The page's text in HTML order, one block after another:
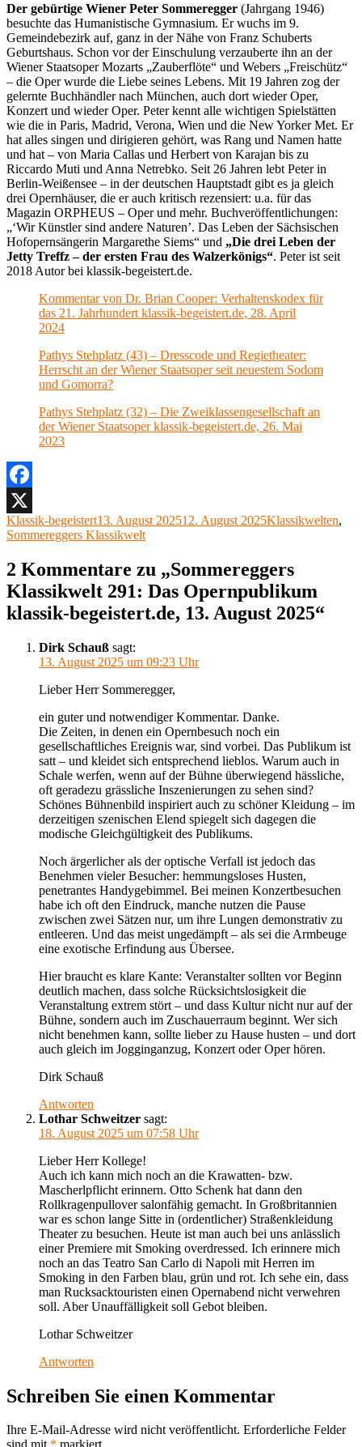
Der gebürtige Wiener Peter Sommeregger (Jahrgang 1946)
besuchte das Humanistische Gymnasium. Er wuchs im 9.
Gemeindebezirk auf, ganz in der Nähe von Franz Schuberts
Geburtshaus. Schon vor der Einschulung verzauberte ihn an der
Wiener Staatsoper Mozarts „Zauberflöte“ und Webers „Freischütz“
– die Oper wurde die Liebe seines Lebens. Mit 19 Jahren zog der
gelernte Buchhändler nach München, auch dort wieder Oper,
Konzert und wieder Oper. Peter kennt alle wichtigen Spielstätten
wie die in Paris, Madrid, Verona, Wien und die New Yorker Met. Er
hat alles singen und dirigieren gehört, was Rang und Namen hatte
und hat – von Maria Callas und Herbert von Karajan bis zu
Riccardo Muti und Anna Netrebko. Seit 26 Jahren lebt Peter in
Berlin-Weißensee – in der deutschen Hauptstadt gibt es ja gleich
drei Opernhäuser, die er auch kritisch rezensiert: u.a. für das
Magazin ORPHEUS – Oper und mehr. Buchveröffentlichungen:
„‘Wir Künstler sind andere Naturen’. Das Leben der Sächsischen
Hofopernsängerin Margarethe Siems“ und „Die drei Leben der
Jetty Treffz – der ersten Frau des Walzerkönigs“. Peter ist seit
2018 Autor bei klassik-begeistert.de.
Kommentar von Dr. Brian Cooper: Verhaltenskodex für
das 21. Jahrhundert klassik-begeistert.de, 28. April
2024
Pathys Stehplatz (43) – Dresscode und Regietheater:
Herrscht an der Wiener Staatsoper seit neuestem Sodom
und Gomorra?
Pathys Stehplatz (32) – Die Zweiklassengesellschaft an
der Wiener Staatsoper klassik-begeistert.de, 26. Mai
2023
Facebook
X
Autor
Klassik-begeistertVeröffentlicht
am
13. August 202512. August 2025Kategorien
Klassikwelten,
Sommereggers Klassikwelt
2 Kommentare zu „Sommereggers
Klassikwelt 291: Das Opernpublikum
klassik-begeistert.de, 13. August 2025“
Dirk Schauß sagt:
13. August 2025 um 09:23 Uhr
Lieber Herr Sommeregger,
ein guter und notwendiger Kommentar. Danke.
Die Zeiten, in denen ein Opernbesuch noch ein
gesellschaftliches Ereignis war, sind vorbei. Das Publikum ist
satt – und kleidet sich entsprechend lieblos. Warum auch in
Schale werfen, wenn auf der Bühne überwiegend hässliche,
oft geradezu grässliche Inszenierungen zu sehen sind?
Schönes Bühnenbild inspiriert auch zu schöner Kleidung – im
derzeitigen szenischen Elend spiegelt sich dagegen die
modische Gleichgültigkeit des Publikums.
Noch ärgerlicher als der optische Verfall ist jedoch das
Benehmen vieler Besucher: hemmungsloses Husten,
penetrantes Handygebimmel. Bei meinen Konzertbesuchen
habe ich oft den Eindruck, manche nutzen die Pause
zwischen zwei Sätzen nur, um ihre Lungen demonstrativ zu
entleeren. Und das meist ungedämpft – als sei die Armbeuge
eine exotische Erfindung aus Übersee.
Hier braucht es klare Kante: Veranstalter sollten vor Beginn
deutlich machen, dass solche Rücksichtslosigkeit die
Veranstaltung extrem stört – und dass Kultur nicht nur auf der
Bühne, sondern auch im Zuschauerraum beginnt. Wer sich
nicht benehmen kann, sollte lieber zu Hause husten – und dort
auch gleich im Jogginganzug, Konzert oder Oper hören.
Dirk Schauß
Antworten
Lothar Schweitzer sagt:
18. August 2025 um 07:58 Uhr
Lieber Herr Kollege!
Auch ich kann mich noch an die Krawatten- bzw.
Mascherlpflicht erinnern. Otto Schenk hat dann den
Rollkragenpullover salonfähig gemacht. In Großbritannien
war es schon lange Sitte in (ordentlicher) Straßenkleidung
Theater zu besuchen. Heute ist man auch bei uns anlässlich
einer Premiere mit Smoking overdressed. Ich erinnere mich
noch an das Teatro San Carlo di Napoli mit Herren im
Smoking in den Farben blau, grün und rot. Ich sehe ein, dass
man Rucksacktouristen einen Opernabend nicht verwehren
soll. Aber Unauffälligkeit soll Gebot bleiben.
Lothar Schweitzer
Antworten
Schreiben Sie einen Kommentar
Ihre E-Mail-Adresse wird nicht veröffentlicht. Erforderliche Felder